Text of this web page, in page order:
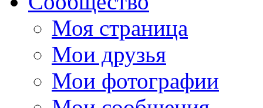
Моя страница
Мои друзья
Мои фотографии